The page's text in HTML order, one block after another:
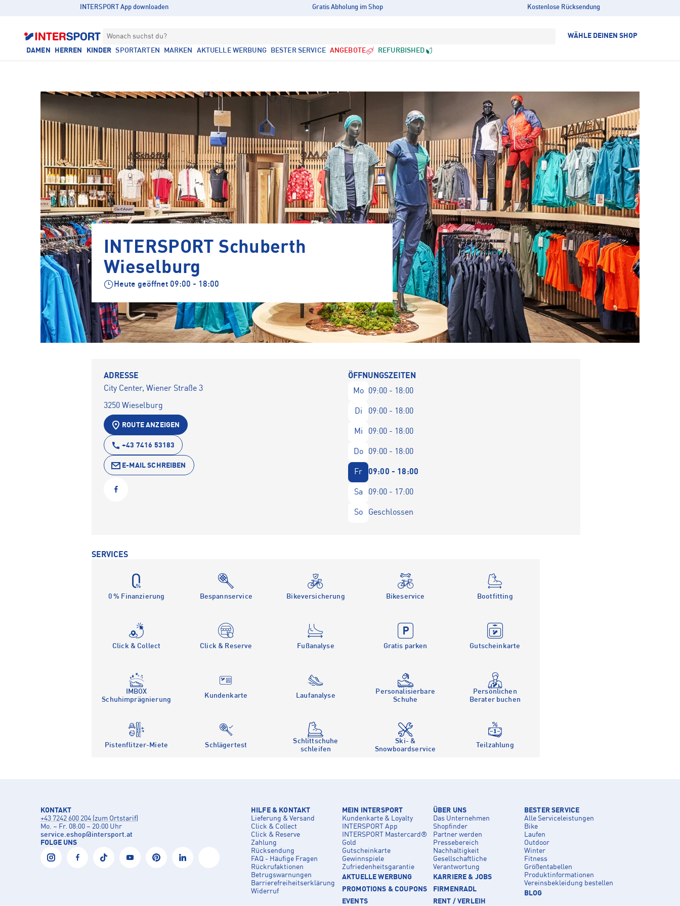
INTERSPORT App downloaden Gratis Abholung im Shop Kostenlose Rücksendung
Wonach suchst du? WÄHLE DEINEN SHOP
DAMEN HERREN KINDER SPORTARTEN MARKEN AKTUELLE WERBUNG BESTER SERVICE ANGEBOTE REFURBISHED
INTERSPORT Schuberth
Wieselburg
Heute geöffnet 09:00 - 18:00
ADRESSE
City Center, Wiener Straße 3
3250 Wieselburg
ROUTE ANZEIGEN
+43 7416 53183
E-MAIL SCHREIBEN
ÖFFNUNGSZEITEN
Mo
09:00 - 18:00
Di 09:00 - 18:00
Mi 09:00 - 18:00
Do 09:00 - 18:00
Fr 09:00 - 18:00
Sa 09:00 - 17:00
So Geschlossen
SERVICES
0 % Finanzierung Bespannservice Bikeversicherung Bikeservice Bootfitting
Click & Collect Click & Reserve Fußanalyse Gratis parken Gutscheinkarte
IMBOX
Schuhimprägnierung
Kundenkarte Laufanalyse
Personalisierbare
Schuhe
Persönlichen
Berater buchen
Pistenflitzer-Miete Schlägertest
Schlittschuhe
schleifen
Ski- &
Snowboardservice
Teilzahlung
KONTAKT
+43 7242 600 204 (zum Ortstarif)
Mo. – Fr. 08:00 – 20:00 Uhr
service.eshop@intersport.at
FOLGE UNS
HILFE & KONTAKT
Lieferung & Versand
Click & Collect
Click & Reserve
Zahlung
Rücksendung
FAQ - Häufige Fragen
Rückrufaktionen
Betrugswarnungen
Barrierefreiheitserklärung
Widerruf
MEIN INTERSPORT
Kundenkarte & Loyalty
INTERSPORT App
INTERSPORT Mastercard®
Gold
Gutscheinkarte
Gewinnspiele
Zufriedenheitsgarantie
AKTUELLE WERBUNG
PROMOTIONS & COUPONS
EVENTS
ÜBER UNS
Das Unternehmen
Shopfinder
Partner werden
Pressebereich
Nachhaltigkeit
Gesellschaftliche
Verantwortung
KARRIERE & JOBS
FIRMENRADL
RENT / VERLEIH
BESTER SERVICE
Alle Serviceleistungen
Bike
Laufen
Outdoor
Winter
Fitness
Größentabellen
Produktinformationen
Vereinsbekleidung bestellen
BLOG